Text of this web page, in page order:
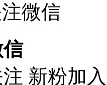
微信
新粉加